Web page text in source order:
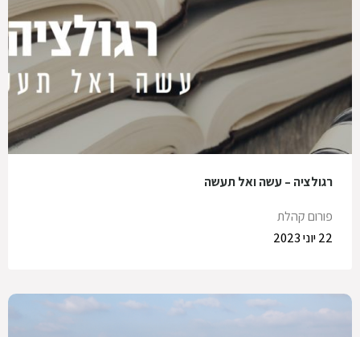
רגולציה – עשה ואל תעשה
פורום קהלת
22 יוני 2023